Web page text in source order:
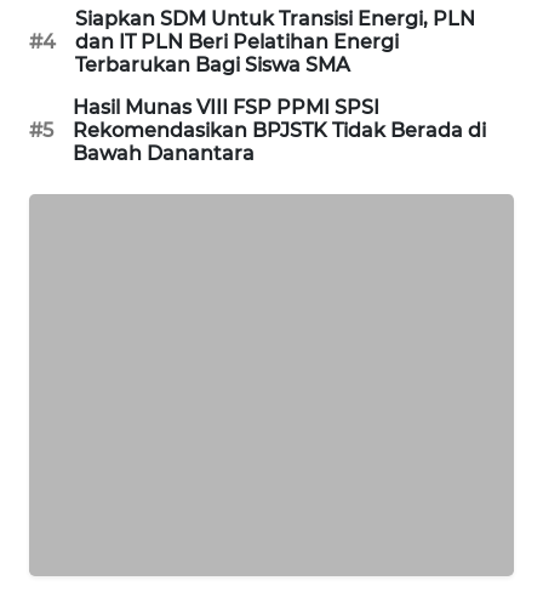
#4
Siapkan SDM Untuk Transisi Energi, PLN
dan IT PLN Beri Pelatihan Energi
Terbarukan Bagi Siswa SMA
#5
Hasil Munas VIII FSP PPMI SPSI
Rekomendasikan BPJSTK Tidak Berada di
Bawah Danantara
WALINKI
ID
MAWAKA
ID